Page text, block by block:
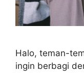
Halo, teman-
ingin berbagi